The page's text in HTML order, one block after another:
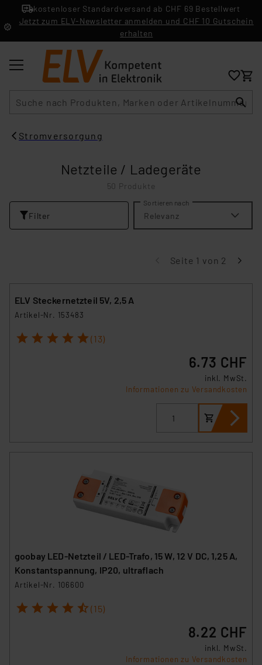
kostenloser Standardversand ab CHF 69 Bestellwert
Jetzt zum ELV-Newsletter anmelden und CHF 10 Gutschein
erhalten
Stromversorgung
Netzteile / Ladegeräte
50 Produkte
Filter
Sortieren nach
Relevanz
Seite 1 von 2
ELV Steckernetzteil 5V, 2,5 A
Artikel-Nr. 153483
1 2 3 4 5 (13)
6.73 CHF
inkl. MwSt.
Informationen zu Versandkosten
goobay LED-Netzteil / LED-Trafo, 15 W, 12 V DC, 1,25 A,
Konstantspannung, IP20, ultraflach
Artikel-Nr. 106600
1 2 3 4 5 (15)
8.22 CHF
inkl. MwSt.
Informationen zu Versandkosten